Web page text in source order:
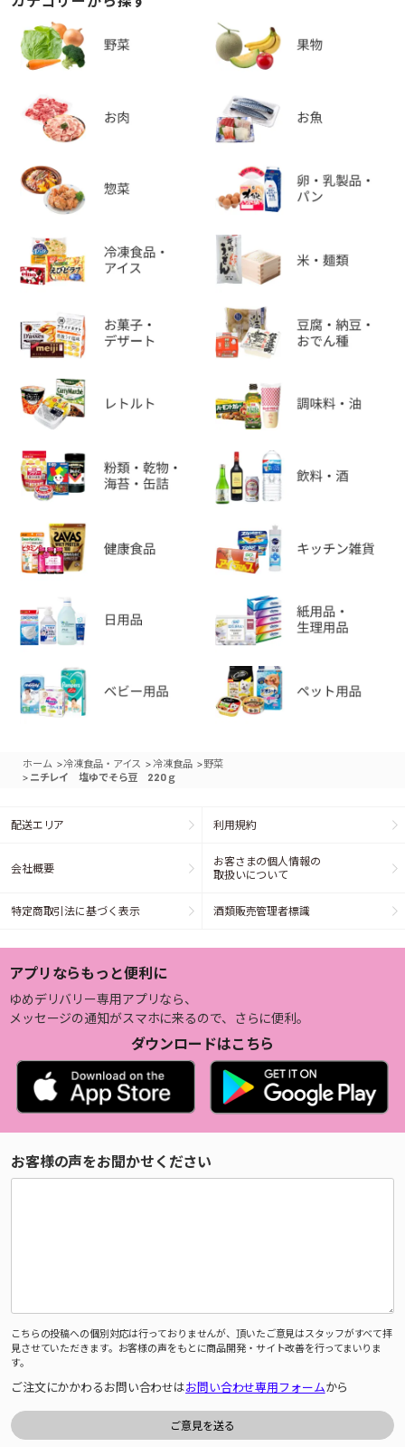
ホーム >冷凍食品・アイス > 冷凍食品 >野菜
> ニチレイ 塩ゆでそら豆 220ｇ
配送エリア 利用規約
会社概要
お客さまの個人情報の
取扱いについて
特定商取引法に基づく表示 酒類販売管理者標識
アプリならもっと便利に
ゆめデリバリー専用アプリなら、
メッセージの通知がスマホに来るので、さらに便利。
ダウンロードはこちら
お客様の声をお聞かせください
こちらの投稿への個別対応は行っておりませんが、頂いたご意見はスタッフがすべて拝
見させていただきます。お客様の声をもとに商品開発・サイト改善を行ってまいりま
す。
ご注文にかかわるお問い合わせはお問い合わせ専用フォームから